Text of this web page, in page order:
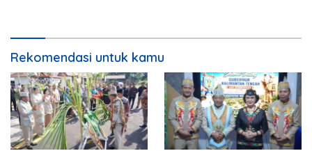
Rekomendasi untuk kamu